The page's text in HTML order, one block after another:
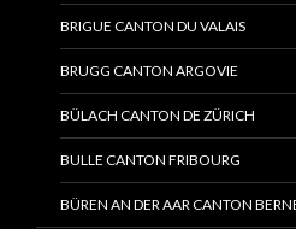
BRIGUE CANTON DU VALAIS
BRUGG CANTON ARGOVIE
BÜLACH CANTON DE ZÜRICH
BULLE CANTON FRIBOURG
BÜREN AN DER AAR CANTON